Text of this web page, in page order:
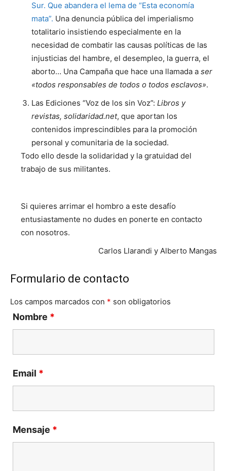
Sur. Que abandera el lema de “Esta economía
mata”. Una denuncia pública del imperialismo
totalitario insistiendo especialmente en la
necesidad de combatir las causas políticas de las
injusticias del hambre, el desempleo, la guerra, el
aborto… Una Campaña que hace una llamada a ser
«todos responsables de todos o todos esclavos».
Las Ediciones “Voz de los sin Voz”: Libros y
revistas, solidaridad.net, que aportan los
contenidos imprescindibles para la promoción
personal y comunitaria de la sociedad.
Todo ello desde la solidaridad y la gratuidad del
trabajo de sus militantes.
Si quieres arrimar el hombro a este desafío
entusiastamente no dudes en ponerte en contacto
con nosotros.
Carlos Llarandi y Alberto Mangas
Formulario de contacto
Los campos marcados con * son obligatorios
Nombre *
Email *
Mensaje *